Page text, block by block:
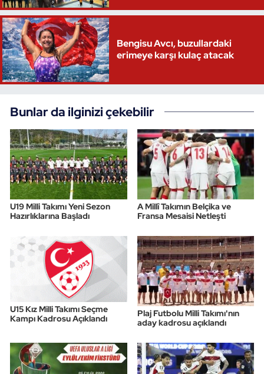
Bengisu Avcı, buzullardaki
erimeye karşı kulaç atacak
Bunlar da ilginizi çekebilir
U19 Milli Takımı Yeni Sezon
Hazırlıklarına Başladı
A Millî Takımın Belçika ve
Fransa Mesaisi Netleşti
U15 Kız Milli Takımı Seçme
Kampı Kadrosu Açıklandı
Plaj Futbolu Milli Takımı'nın
aday kadrosu açıklandı